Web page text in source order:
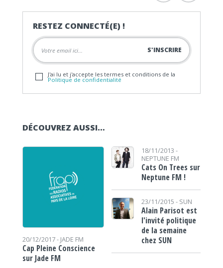
RESTEZ CONNECTÉ(E) !
J'ai lu et j'accepte les termes et conditions de la
Politique de confidentialité
DÉCOUVREZ AUSSI…
20/12/2017 - JADE FM
Cap Pleine Conscience
sur Jade FM
18/11/2013 -
NEPTUNE FM
Cats On Trees sur
Neptune FM !
23/11/2015 - SUN
Alain Parisot est
l'invité politique
de la semaine
chez SUN